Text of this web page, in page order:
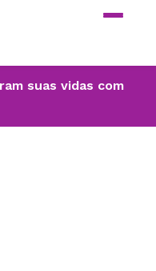
suas vidas com